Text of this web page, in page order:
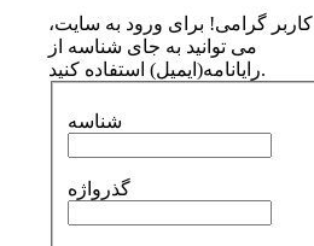
کاربر گرامی! برای ورود به سایت،
می توانید به جای شناسه از
رایانامه(ایمیل) استفاده کنید.
شناسه
گذرواژه